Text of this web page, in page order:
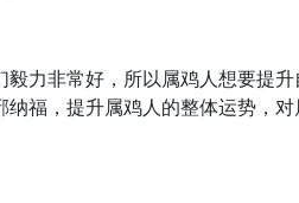
力非常好，所以属鸡人想要提
福，提升属鸡人的整体运势，